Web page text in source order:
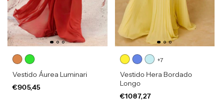
Vestido Áurea Luminari
€905,45
+7
Vestido Hera Bordado
Longo
€1087,27